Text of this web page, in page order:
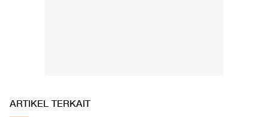
ARTIKEL TERKAIT